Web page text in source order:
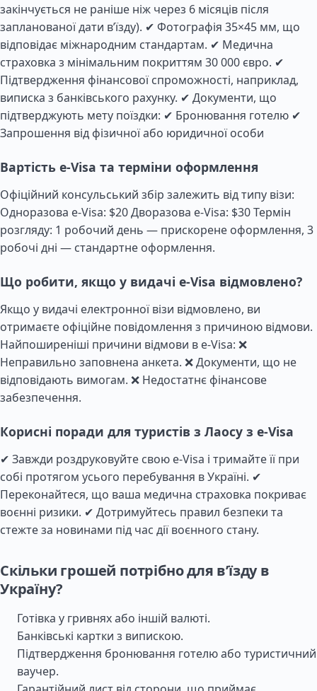
закінчується не раніше ніж через 6 місяців після
запланованої дати в’їзду). ✔ Фотографія 35×45 мм, що
відповідає міжнародним стандартам. ✔ Медична
страховка з мінімальним покриттям 30 000 євро. ✔
Підтвердження фінансової спроможності, наприклад,
виписка з банківського рахунку. ✔ Документи, що
підтверджують мету поїздки: ✔ Бронювання готелю ✔
Запрошення від фізичної або юридичної особи
Вартість e-Visa та терміни оформлення
Офіційний консульський збір залежить від типу візи:
Одноразова e-Visa: $20 Дворазова e-Visa: $30 Термін
розгляду: 1 робочий день — прискорене оформлення, 3
робочі дні — стандартне оформлення.
Що робити, якщо у видачі e-Visa відмовлено?
Якщо у видачі електронної візи відмовлено, ви
отримаєте офіційне повідомлення з причиною відмови.
Найпоширеніші причини відмови в e-Visa: ❌
Неправильно заповнена анкета. ❌ Документи, що не
відповідають вимогам. ❌ Недостатнє фінансове
забезпечення.
Корисні поради для туристів з Лаосу з e-Visa
✔ Завжди роздруковуйте свою e-Visa і тримайте її при
собі протягом усього перебування в Україні. ✔
Переконайтеся, що ваша медична страховка покриває
воєнні ризики. ✔ Дотримуйтесь правил безпеки та
стежте за новинами під час дії воєнного стану.
Скільки грошей потрібно для в’їзду в
Україну?
Готівка у гривнях або іншій валюті.
Банківські картки з випискою.
Підтвердження бронювання готелю або туристичний
ваучер.